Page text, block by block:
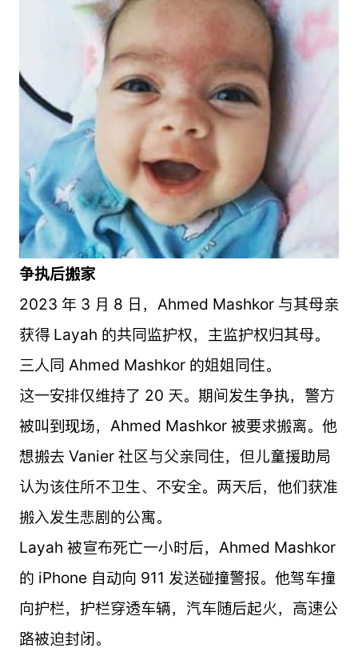
争执后搬家
2023 年 3 月 8 日，Ahmed Mashkor 与其母亲
获得 Layah 的共同监护权，主监护权归其母。
三人同 Ahmed Mashkor 的姐姐同住。
这一安排仅维持了 20 天。期间发生争执，警方
被叫到现场，Ahmed Mashkor 被要求搬离。他
想搬去 Vanier 社区与父亲同住，但儿童援助局
认为该住所不卫生、不安全。两天后，他们获准
搬入发生悲剧的公寓。
Layah 被宣布死亡一小时后，Ahmed Mashkor
的 iPhone 自动向 911 发送碰撞警报。他驾车撞
向护栏，护栏穿透车辆，汽车随后起火，高速公
路被迫封闭。